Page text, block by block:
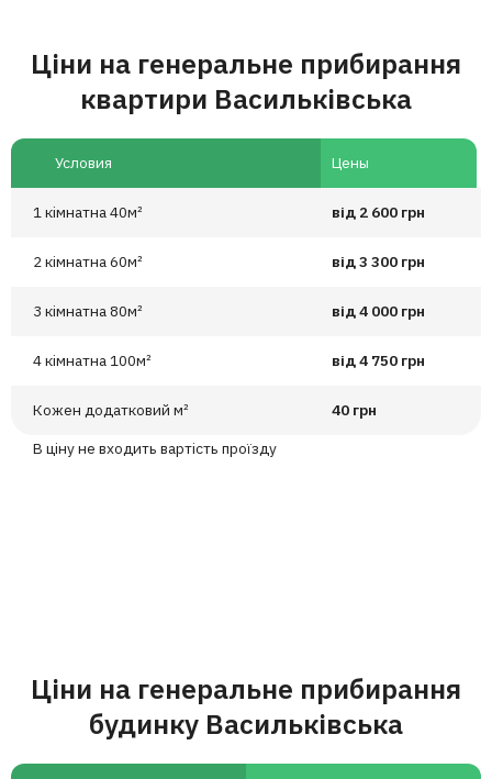
Ціни на генеральне прибирання
квартири Васильківська
Условия Цены
1 кімнатна 40м² від 2 600 грн
2 кімнатна 60м² від 3 300 грн
3 кімнатна 80м² від 4 000 грн
4 кімнатна 100м² від 4 750 грн
Кожен додатковий м²
40 грн
В ціну не входить вартість проїзду
Ціни на генеральне прибирання
будинку Васильківська